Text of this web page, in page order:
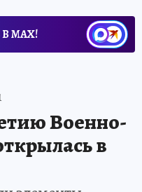
МАХ!
Военно-
в